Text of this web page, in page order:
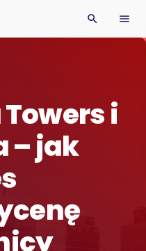
search menu
i
– jak